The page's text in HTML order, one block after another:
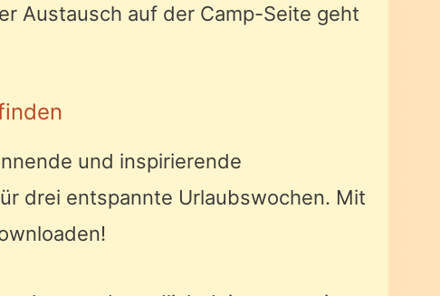
Austausch auf der Camp-Seite geht
und inspirierende
drei entspannte Urlaubswochen. Mit